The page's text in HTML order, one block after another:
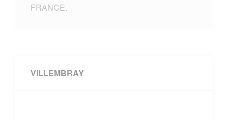
FRANCE.
VILLEMBRAY